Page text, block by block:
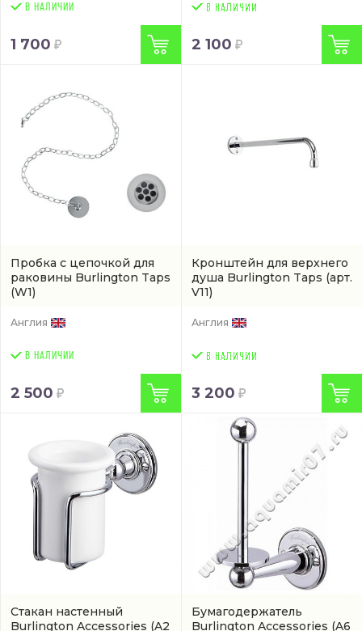
В НАЛИЧИИ
1 700 2 100
Пробка с цепочкой для
раковины Burlington Taps
(W1)
Англия
В НАЛИЧИИ
2 500
Кронштейн для верхнего
душа Burlington Taps (арт.
V11)
Англия
3 200
Стакан настенный
Burlington Accessories (A2
Бумагодержатель
Burlington Accessories (A6